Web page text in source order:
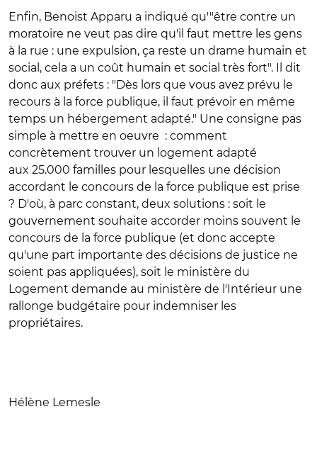
Enfin, Benoist Apparu a indiqué qu'"être contre un
moratoire ne veut pas dire qu'il faut mettre les gens
à la rue : une expulsion, ça reste un drame humain et
social, cela a un coût humain et social très fort". Il dit
donc aux préfets : "Dès lors que vous avez prévu le
recours à la force publique, il faut prévoir en même
temps un hébergement adapté." Une consigne pas
simple à mettre en oeuvre : comment
concrètement trouver un logement adapté
aux 25.000 familles pour lesquelles une décision
accordant le concours de la force publique est prise
? D'où, à parc constant, deux solutions : soit le
gouvernement souhaite accorder moins souvent le
concours de la force publique (et donc accepte
qu'une part importante des décisions de justice ne
soient pas appliquées), soit le ministère du
Logement demande au ministère de l'Intérieur une
rallonge budgétaire pour indemniser les
propriétaires.
Hélène Lemesle